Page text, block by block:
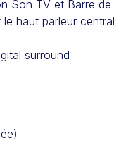
Son TV et Barre de
haut parleur central
surround